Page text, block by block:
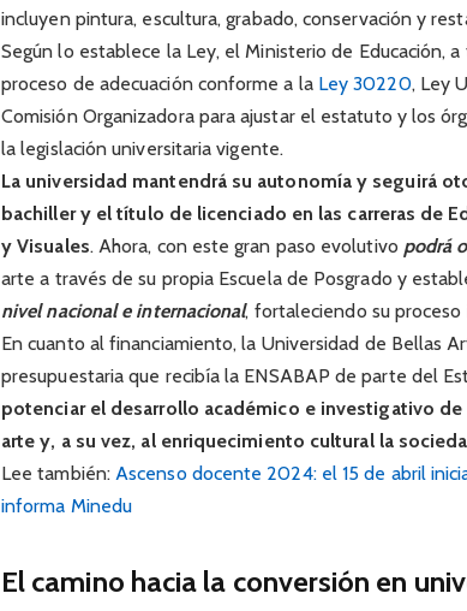
incluyen pintura, escultura, grabado, conservación y
Según lo establece la Ley, el Ministerio de Educación,
proceso de adecuación conforme a la Ley 30220, Ley
Comisión Organizadora para ajustar el estatuto y los
la legislación universitaria vigente.
La universidad mantendrá su autonomía y seguirá
bachiller y el título de licenciado en las carreras de
y Visuales. Ahora, con este gran paso evolutivo podrá
arte a través de su propia Escuela de Posgrado y
nivel nacional e internacional, fortaleciendo su
En cuanto al financiamiento, la Universidad de Bellas
presupuestaria que recibía la ENSABAP de parte del
potenciar el desarrollo académico e investigativo
arte y, a su vez, al enriquecimiento cultural la
Lee también: Ascenso docente 2024: el 15 de abril
informa Minedu
El camino hacia la conversión en